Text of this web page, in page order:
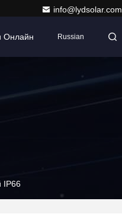
info@lydsolar.com
Онлайн Russian
IP66